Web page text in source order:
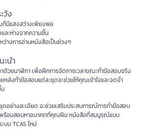
วัง
ที่มีแสงสว่างเพียงพอ
ละห่างจากความชื้น
างการอ่านหนังสือเป็นช่วงๆ
ะนำ
ด้วยนาฬิกา เพื่อฝึกการจัดการเวลาขณะทำข้อสอบจริง
หลังทำข้อสอบแต่ละชุดจะช่วยให้คุณเข้าใจและจดจำ
อย่างละเอียด จะช่วยเสริมประสบการณ์การทำข้อสอบ
พร้อมสอบหาอนาคตที่คุณฝัน หนังสือที่สมบูรณ์แบบ
บบ TCAS ใหม่